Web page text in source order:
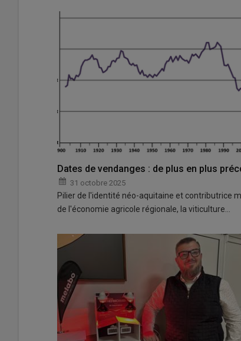
Dates de vendanges : de plus en plus
31 octobre 2025
Pilier de l'identité néo-aquitaine et contributrice
de l'économie agricole régionale, la viticulture…